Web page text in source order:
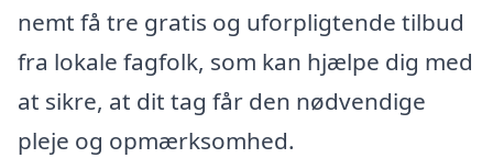
nemt få tre gratis og uforpligtende tilbud
fra lokale fagfolk, som kan hjælpe dig med
at sikre, at dit tag får den nødvendige
pleje og opmærksomhed.